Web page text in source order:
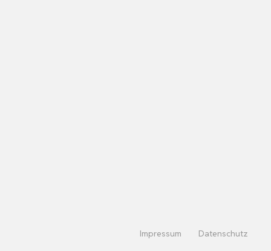
Impressum Datenschutz